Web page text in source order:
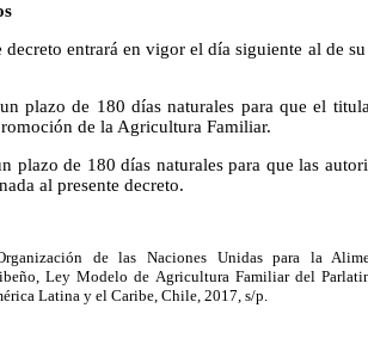
decreto entrará en vigor el día siguiente al de
plazo de 180 días naturales para que el
de la Agricultura Familiar.
plazo de 180 días naturales para que las
al presente decreto.
de las Naciones Unidas para la
Ley Modelo de Agricultura Familiar del
Latina y el Caribe, Chile, 2017, s/p.